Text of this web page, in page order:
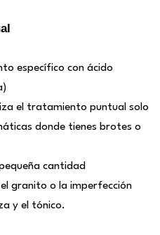
específico con ácido
el tratamiento puntual solo
donde tienes brotes o
cantidad
granito o la imperfección
y el tónico.